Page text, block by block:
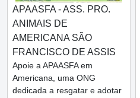
APAASFA - ASS. PRO.
ANIMAIS DE
AMERICANA SÃO
FRANCISCO DE ASSIS
Apoie a APAASFA em
Americana, uma ONG
dedicada a resgatar e adotar